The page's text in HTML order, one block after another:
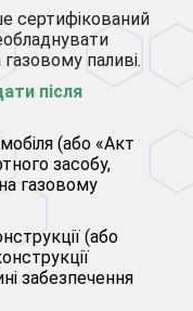
сертифікований
паливі.
після
(або «Акт
засобу,
газовому
(або
забезпечення